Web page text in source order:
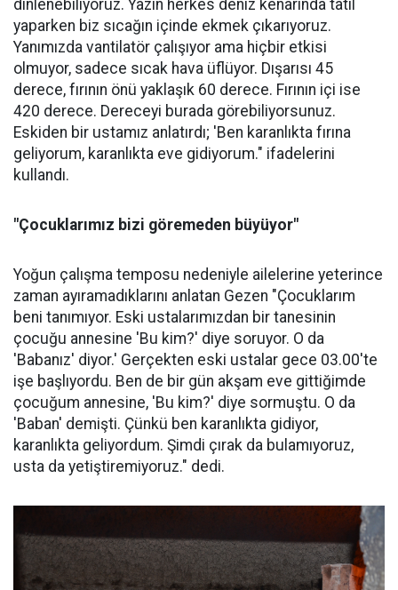
dinlenebiliyoruz. Yazın herkes deniz kenarında tatil
yaparken biz sıcağın içinde ekmek çıkarıyoruz.
Yanımızda vantilatör çalışıyor ama hiçbir etkisi
olmuyor, sadece sıcak hava üflüyor. Dışarısı 45
derece, fırının önü yaklaşık 60 derece. Fırının içi ise
420 derece. Dereceyi burada görebiliyorsunuz.
Eskiden bir ustamız anlatırdı; 'Ben karanlıkta fırına
geliyorum, karanlıkta eve gidiyorum." ifadelerini
kullandı.
"Çocuklarımız bizi göremeden büyüyor"
Yoğun çalışma temposu nedeniyle ailelerine yeterince
zaman ayıramadıklarını anlatan Gezen "Çocuklarım
beni tanımıyor. Eski ustalarımızdan bir tanesinin
çocuğu annesine 'Bu kim?' diye soruyor. O da
'Babanız' diyor.' Gerçekten eski ustalar gece 03.00'te
işe başlıyordu. Ben de bir gün akşam eve gittiğimde
çocuğum annesine, 'Bu kim?' diye sormuştu. O da
'Baban' demişti. Çünkü ben karanlıkta gidiyor,
karanlıkta geliyordum. Şimdi çırak da bulamıyoruz,
usta da yetiştiremiyoruz." dedi.